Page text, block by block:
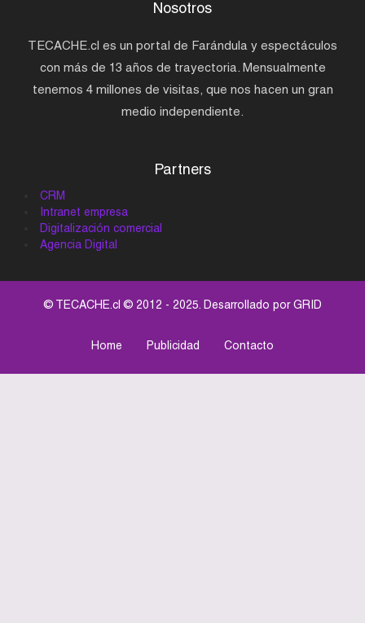
Nosotros
TECACHE.cl es un portal de Farándula y espectáculos
con más de 13 años de trayectoria. Mensualmente
tenemos 4 millones de visitas, que nos hacen un gran
medio independiente.
Partners
CRM
Intranet empresa
Digitalización comercial
Agencia Digital
© TECACHE.cl © 2012 - 2025. Desarrollado porGRID
Home Publicidad Contacto